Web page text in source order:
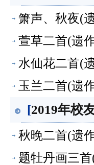
箫声、秋夜(
萱草二首(遗
水仙花二首(
玉兰二首(遗
[2019年校
秋晚二首(遗
题牡丹画三